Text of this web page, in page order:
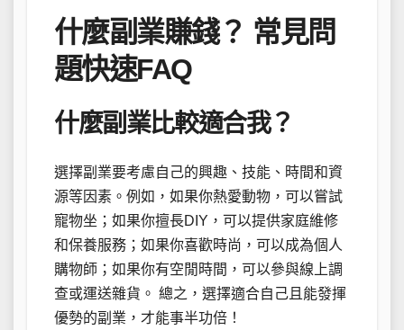
什麼副業賺錢？ 常見問
題快速FAQ
什麼副業比較適合我？
選擇副業要考慮自己的興趣、技能、時間和資
源等因素。例如，如果你熱愛動物，可以嘗試
寵物坐；如果你擅長DIY，可以提供家庭維修
和保養服務；如果你喜歡時尚，可以成為個人
購物師；如果你有空閒時間，可以參與線上調
查或運送雜貨。 總之，選擇適合自己且能發揮
優勢的副業，才能事半功倍！